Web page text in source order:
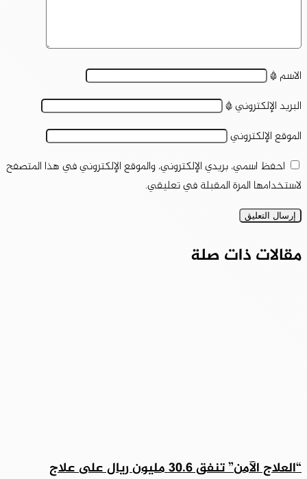
الاسم*
البريد الإلكتروني*
الموقع الإلكتروني
احفظ اسمي، بريدي الإلكتروني، والموقع الإلكتروني في هذا المتصفح
لاستخدامها المرة المقبلة في تعليقي.
مقالات ذات صلة
“العلاج الآمن” تنفق 30.6 مليون ريال على علاج